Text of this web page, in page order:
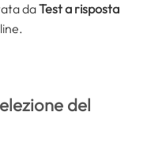
daTest a risposta
del